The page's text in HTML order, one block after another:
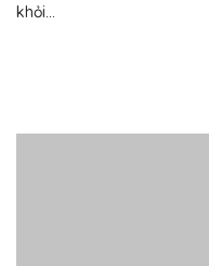
khỏi...